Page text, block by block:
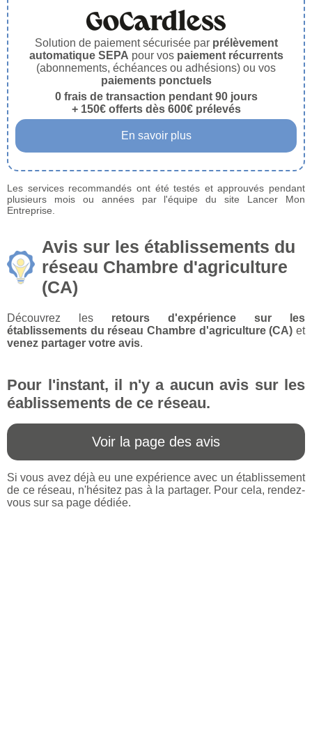
Solution de paiement sécurisée par prélèvement
automatique SEPA pour vos paiement récurrents
(abonnements, échéances ou adhésions) ou vos
paiements ponctuels
0 frais de transaction pendant 90 jours
+ 150€ offerts dès 600€ prélevés
En savoir plus
Les services recommandés ont été testés et approuvés pendant
plusieurs mois ou années par l'équipe du site Lancer Mon
Entreprise.
Avis sur les établissements du
réseau Chambre d'agriculture
(CA)
Découvrez les retours d'expérience sur les
établissements du réseau Chambre d'agriculture (CA) et
venez partager votre avis.
Pour l'instant, il n'y a aucun avis sur les
éablissements de ce réseau.
Voir la page des avis
Si vous avez déjà eu une expérience avec un établissement
de ce réseau, n'hésitez pas à la partager. Pour cela, rendez-
vous sur sa page dédiée.